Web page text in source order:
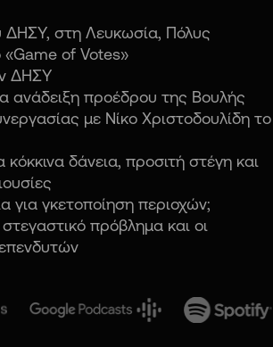
στη Λευκωσία, Πόλυς
«Game of Votes»
ΔΗΣΥ
ανάδειξη προέδρου της Βουλής
με Νίκο Χριστοδουλίδη το
κόκκινα δάνεια, προσιτή στέγη και
για γκετοποίηση περιοχών;
πρόβλημα και οι